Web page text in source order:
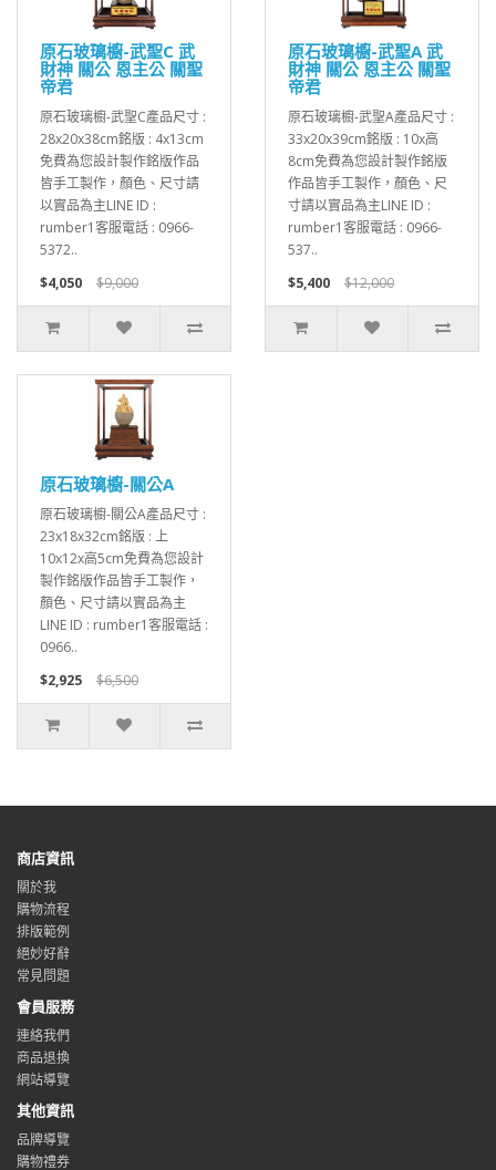
原石玻璃櫥-武聖C 武
財神 關公 恩主公 關聖
帝君
原石玻璃櫥-武聖C產品尺寸 :
28x20x38cm銘版 : 4x13cm
免費為您設計製作銘版作品
皆手工製作，顏色、尺寸請
以實品為主LINE ID :
rumber1客服電話 : 0966-
5372..
$4,050
$9,000
原石玻璃櫥-武聖A 武
財神 關公 恩主公 關聖
帝君
原石玻璃櫥-武聖A產品尺寸 :
33x20x39cm銘版 : 10x高
8cm免費為您設計製作銘版
作品皆手工製作，顏色、尺
寸請以實品為主LINE ID :
rumber1客服電話 : 0966-
537..
$5,400
$12,000
原石玻璃櫥-關公A
原石玻璃櫥-關公A產品尺寸 :
23x18x32cm銘版 : 上
10x12x高5cm免費為您設計
製作銘版作品皆手工製作，
顏色、尺寸請以實品為主
LINE ID : rumber1客服電話 :
0966..
$2,925
$6,500
商店資訊
關於我
購物流程
排版範例
絕妙好辭
常見問題
會員服務
連絡我們
商品退換
網站導覽
其他資訊
品牌導覽
購物禮券